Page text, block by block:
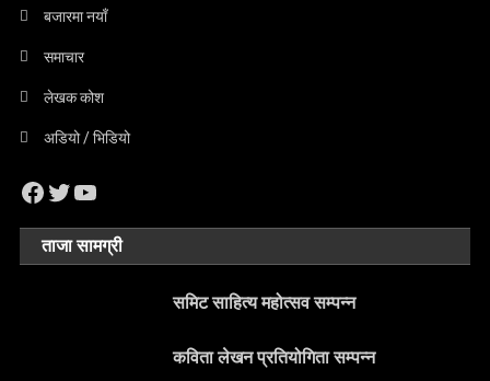
बजारमा नयाँ
समाचार
लेखक कोश
अडियो / भिडियो
Facebook
Twitter
YouTube
ताजा सामग्री
समिट साहित्य महोत्सव सम्पन्न
कविता लेखन प्रतियोगिता सम्पन्न